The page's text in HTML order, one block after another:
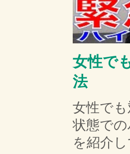
女性で
法
女性で
状態で
を紹介し